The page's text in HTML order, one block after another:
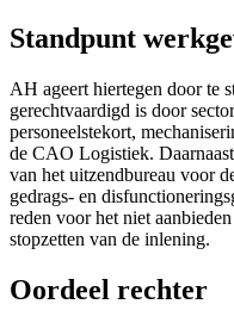
Standpunt
AH ageert hiertegen door te
gerechtvaardigd is door
personeelstekort,
de CAO Logistiek.
van het uitzendbureau voor
gedrags- en
reden voor het niet
stopzetten van de inlening.
Oordeel rechter